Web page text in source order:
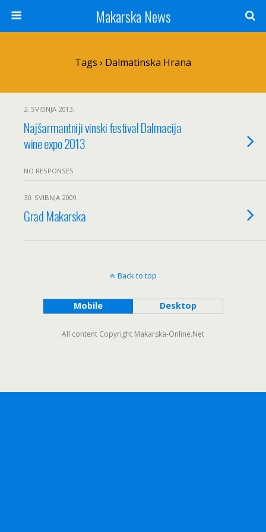
Makarska News
Tags › Dalmatinska Hrana
2. SVIBNJA 2013.
Najšarmantniji vinski festival Dalmacija
wine expo 2013
NO RESPONSES
30. SVIBNJA 2009.
Grad Makarska
Back to top
Mobile Desktop
All content Copyright Makarska-Online.Net